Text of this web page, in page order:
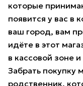
которые
появится у вас в
ваш город, вам
идёте в этот
в кассовой зоне
Забрать покупку
родственник,